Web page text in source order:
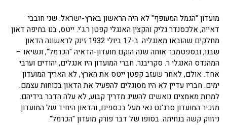
מועדון "הגמל המעופף" לא היה הראשון בארץ-ישראל. שני חובבי
דאייה, אלכסנדר גליק והקצין האנגלי קפטן ר.ג'י. ייטס, בנו בחיפה דאון
מחלקים שהובאו מאנגליה. ב-17 ביולי 1932 זינק לראשונה הדאון
שבנו, ובספטמבר אותה שנה הוקם מועדון-הדאיה "הכרמל", ונשיאו –
המהנדס האנגלי ר. סקריבנר. חברי המועדון היו אנגלים, יהודים וערבי
אחד. אולם, לאחר שעזב קפטן ייטס את הארץ, לא האריך המועדון
ימים. חבריו עדיין לא היו מסוגלים להפעיל את הדאון בכוחות עצמם.
למרות מאמצים נואשים להשיג מדריך קבוע, לא עלה הדבר בידיהם.
מזכיר המועדון סרג'נט נאי מעל בכספים, והדאון היחיד של המועדון
ניזווק קשה בנחיתה. בסופו של דבר פורק מועדון "הכרמל".